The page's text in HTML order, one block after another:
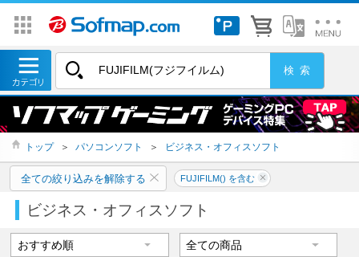
トップ ＞ パソコンソフト ＞ ビジネス・オフィスソフト
全ての絞り込みを解除する FUJIFILM() を含む
ビジネス・オフィスソフト